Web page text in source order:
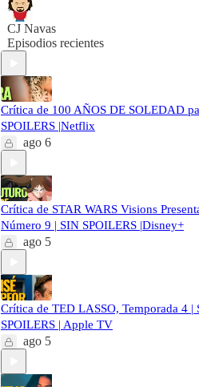
CJ Navas
Episodios recientes
Crítica de 100 AÑOS DE SOLEDAD
SPOILERS |Netflix
ago 6
Crítica de STAR WARS Visions
Número 9 | SIN SPOILERS |Disney+
ago 5
Crítica de TED LASSO, Temporada 4 |
SPOILERS | Apple TV
ago 5